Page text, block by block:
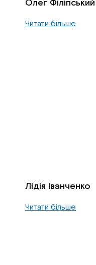
Олег Філіпський
Читати більше
Лідія Іванченко
Читати більше